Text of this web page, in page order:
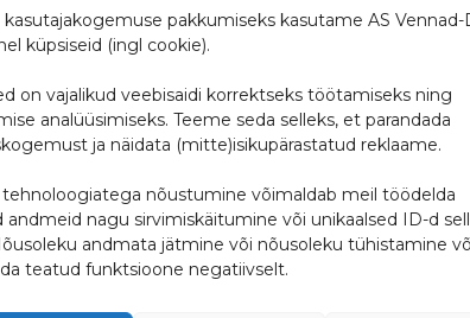
kasutajakogemuse pakkumiseks kasutame AS Vennad-
küpsiseid (ingl cookie).
on vajalikud veebisaidi korrektseks töötamiseks ning
analüüsimiseks. Teeme seda selleks, et parandada
ja näidata (mitte)isikupärastatud reklaame.
nõustumine võimaldab meil töödelda
andmeid nagu sirvimiskäitumine või unikaalsed ID-d
andmata jätmine või nõusoleku tühistamine
teatud funktsioone negatiivselt.
järjepanu juba 25 aastat.
ja toodab ventilatsiooniseadmeid, mis
parema enesetunde. Lähtudes oma
oleks jätkusuutlikud ja ei koormaks
on oma innovaatiliste toodetega